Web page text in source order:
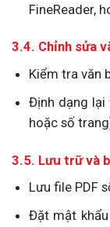
FineReader,
3.4. Chỉnh sửa
Kiểm tra văn
Định dạng lại
hoặc số
3.5. Lưu trữ và
Lưu file PDF
Đặt mật